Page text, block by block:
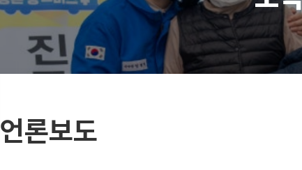
CI & 마스
코트
의료진
활동분야
언론보도